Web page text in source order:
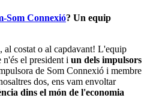
Som Connexió? Un equip
al costat o al capdavant! L'equip
el president i un dels impulsors
de Som Connexió i membre
dos, ens vam envoltar
dins el món de l'economia